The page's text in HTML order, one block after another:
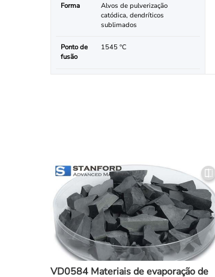
Forma
Alvos de pulverização
catódica, dendríticos
sublimados
Ponto de
fusão
1545 °C
VD0584 Materiais de evaporação de